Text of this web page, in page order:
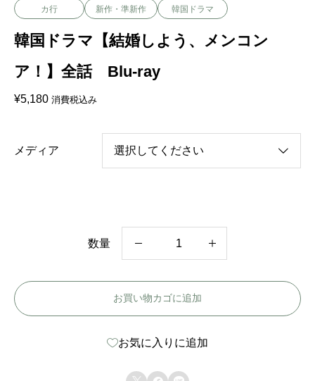
カ行 新作・準新作 韓国ドラマ
韓国ドラマ【結婚しよう、メンコン
ア！】全話 Blu-ray
¥5,180 消費税込み
メディア
数量
ド
マ
お買い物カゴに追加
お気に入りに追加